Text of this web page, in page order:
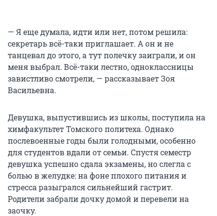
— Я еще думала, идти или нет, потом решила:
секретарь всё-таки приглашает. А он и не
танцевал до этого, а тут полечку заиграли, и он
меня выбрал. Всё-таки лестно, одноклассницы
завистливо смотрели, — рассказывает Зоя
Васильевна.
Девушка, выпустившись из школы, поступила на
химфакультет Томского политеха. Однако
послевоенные годы были голодными, особенно
для студентов вдали от семьи. Спустя семестр
девушка успешно сдала экзамены, но слегла с
болью в желудке: на фоне плохого питания и
стресса разыгрался сильнейший гастрит.
Родители забрали дочку домой и перевели на
заочку.